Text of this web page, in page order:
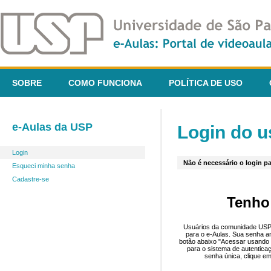
SOBRE COMO FUNCIONA POLÍTICA DE USO
e-Aulas da USP
Login
Esqueci minha senha
Cadastre-se
Login do
Não é necessário o login
Usuários da comunidade
para o e-Aulas. Sua senha
botão abaixo "Acessar
para o sistema de
senha única, clique